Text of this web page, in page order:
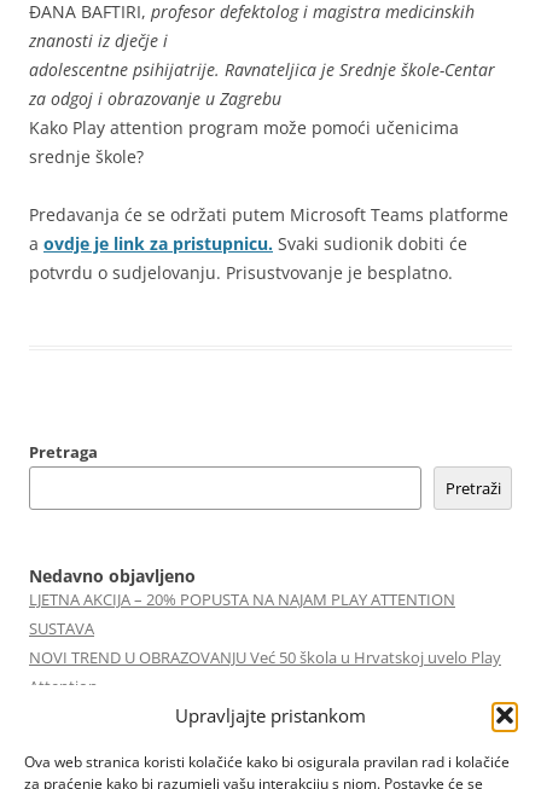
Upravljajte pristankom
Ova web stranica koristi kolačiće kako bi osigurala pravilan rad i kolačiće
za praćenje kako bi razumjeli vašu interakciju s njom. Postavke će se
ĐANA BAFTIRI, profesor defektolog i magistra medicinskih
znanosti iz dječje i
adolescentne psihijatrije. Ravnateljica je Srednje škole-Centar
za odgoj i obrazovanje u Zagrebu
Kako Play attention program može pomoći učenicima
srednje škole?
Predavanja će se održati putem Microsoft Teams platforme
a ovdje je link za pristupnicu. Svaki sudionik dobiti će
potvrdu o sudjelovanju. Prisustvovanje je besplatno.
Pretraga
Pretraži
Nedavno objavljeno
LJETNA AKCIJA – 20% POPUSTA NA NAJAM PLAY ATTENTION
SUSTAVA
NOVI TREND U OBRAZOVANJU Već 50 škola u Hrvatskoj uvelo Play
Attention
Play Attention Online Edukacija 05/05/2026
Izazovi koji mijenjaju škole | Marko Ferek | TEDxNKPPBjelovar